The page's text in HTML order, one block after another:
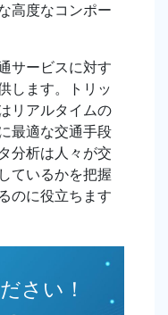
高度なコンポー
サービスに対す
します。トリッ
リアルタイムの
最適な交通手段
分析は人々が交
ているかを把握
のに役立ちます
さい！